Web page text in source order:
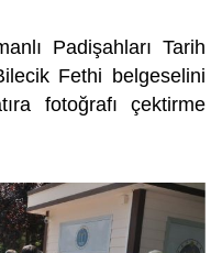
Padişahları Tarih
Fethi belgeselini
fotoğrafı çektirme